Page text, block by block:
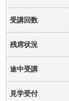
受講回数
残席状況
途中受講
見学受付